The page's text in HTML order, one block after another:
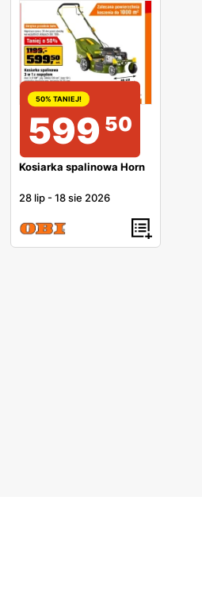
50% TANIEJ!
599 50
Kosiarka spalinowa Horn
28 lip -18 sie 2026